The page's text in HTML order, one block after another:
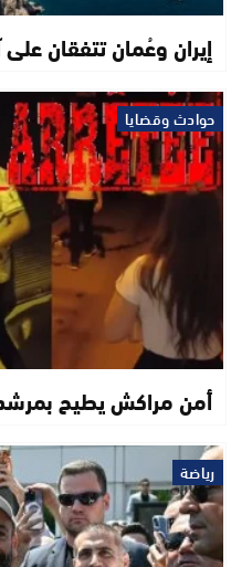
إيران وعُمان تتفقان
حوادث وقضايا
أمن مراكش يطيح
رياضة